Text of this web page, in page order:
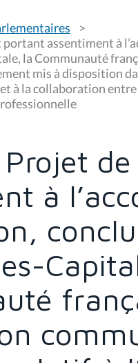
assentiment à
la Communauté
mis à disposition
à la collaboration
à